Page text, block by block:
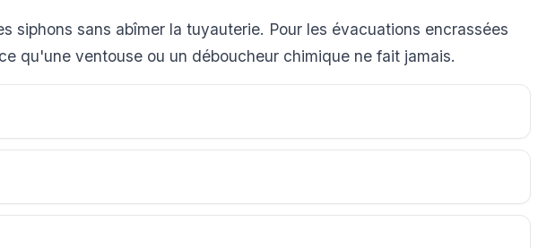
sans abîmer la tuyauterie. Pour les évacuations encrassées
qu'une ventouse ou un déboucheur chimique ne fait jamais.